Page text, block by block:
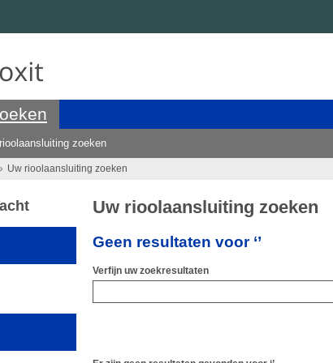
zoeken
Uw rioolaansluiting zoeken
Uw rioolaansluiting zoeken
Geen resultaten voor ‘’
Verfijn uw zoekresultaten